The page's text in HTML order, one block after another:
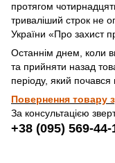
протягом
триваліший строк не
України «Про захист
Останнім днем, коли
та прийняти назад
періоду, який
Повернення товару
За консультацією
+38 (095) 569-